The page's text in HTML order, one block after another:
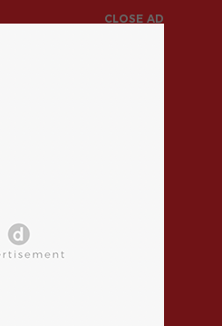
CLOSE AD